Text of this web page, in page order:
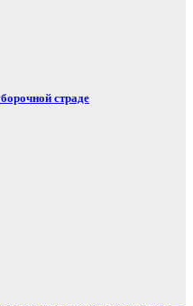
страде